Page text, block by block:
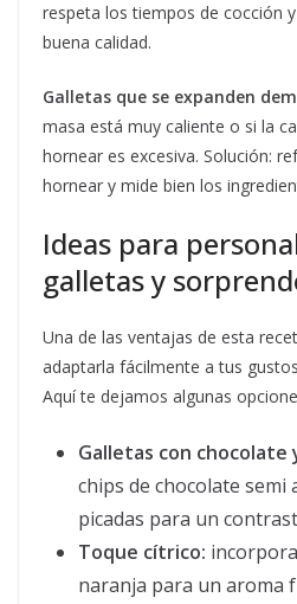
respeta los tiempos de cocción
buena calidad.
Galletas que se expanden
masa está muy caliente o si la
hornear es excesiva. Solución:
hornear y mide bien los
Ideas para
galletas y
Una de las ventajas de esta
adaptarla fácilmente a tus
Aquí te dejamos algunas
Galletas con chocolate
chips de chocolate semi
picadas para un
Toque cítrico:
naranja para un aroma